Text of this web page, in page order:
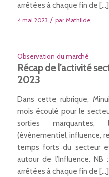
arrêtées à chaque fin de […]
4 mai 2023 / par Mathilde
Observation du marché
Récap de l’activité
2023
Dans cette rubrique,
mois écoulé pour le
sorties marquantes,
(événementiel, influence,
temps forts du secteur
autour de l’Influence.
arrêtées à chaque fin de […]